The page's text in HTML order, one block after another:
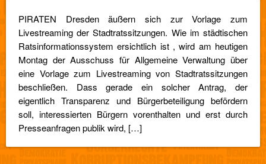
PIRATEN Dresden äußern sich zur Vorlage zum
Livestreaming der Stadtratssitzungen. Wie im städtischen
Ratsinformationssystem ersichtlich ist , wird am heutigen
Montag der Ausschuss für Allgemeine Verwaltung über
eine Vorlage zum Livestreaming von Stadtratssitzungen
beschließen. Dass gerade ein solcher Antrag, der
eigentlich Transparenz und Bürgerbeteiligung befördern
soll, interessierten Bürgern vorenthalten und erst durch
Presseanfragen publik wird, […]